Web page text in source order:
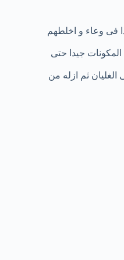
فى وعاء و اخلطهم
جيدا حتى
ثم ازله من